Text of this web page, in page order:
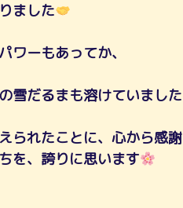
ました
ワーもあってか、
雪だるまも溶けていました
られたことに、心から感
を、誇りに思います